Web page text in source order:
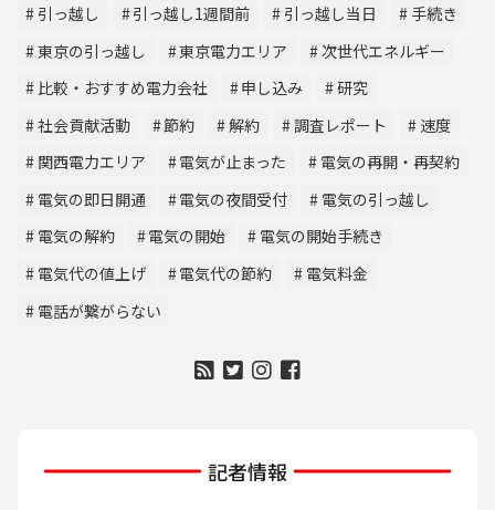
引っ越し
引っ越し1週間前 引っ越し当日
手続き
東京の引っ越し
東京電力エリア
次世代エネルギー
比較・おすすめ電力会社
申し込み
研究
社会貢献活動
節約 解約 調査レポート
速度
関西電力エリア
電気が止まった
電気の再開・再契約
電気の即日開通
電気の夜間受付
電気の引っ越し
電気の解約
電気の開始
電気の開始手続き
電気代の値上げ
電気代の節約
電気料金
電話が繋がらない
記者情報